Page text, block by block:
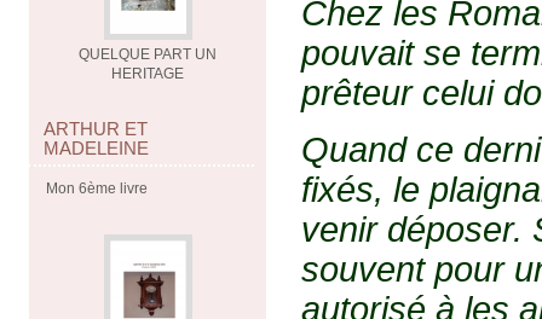
QUELQUE PART UN
HERITAGE
ARTHUR ET
MADELEINE
Mon 6ème livre
Chez les
pouvait se
prêteur celui
Quand ce
fixés, le
venir déposer.
souvent pour
autorisé à les